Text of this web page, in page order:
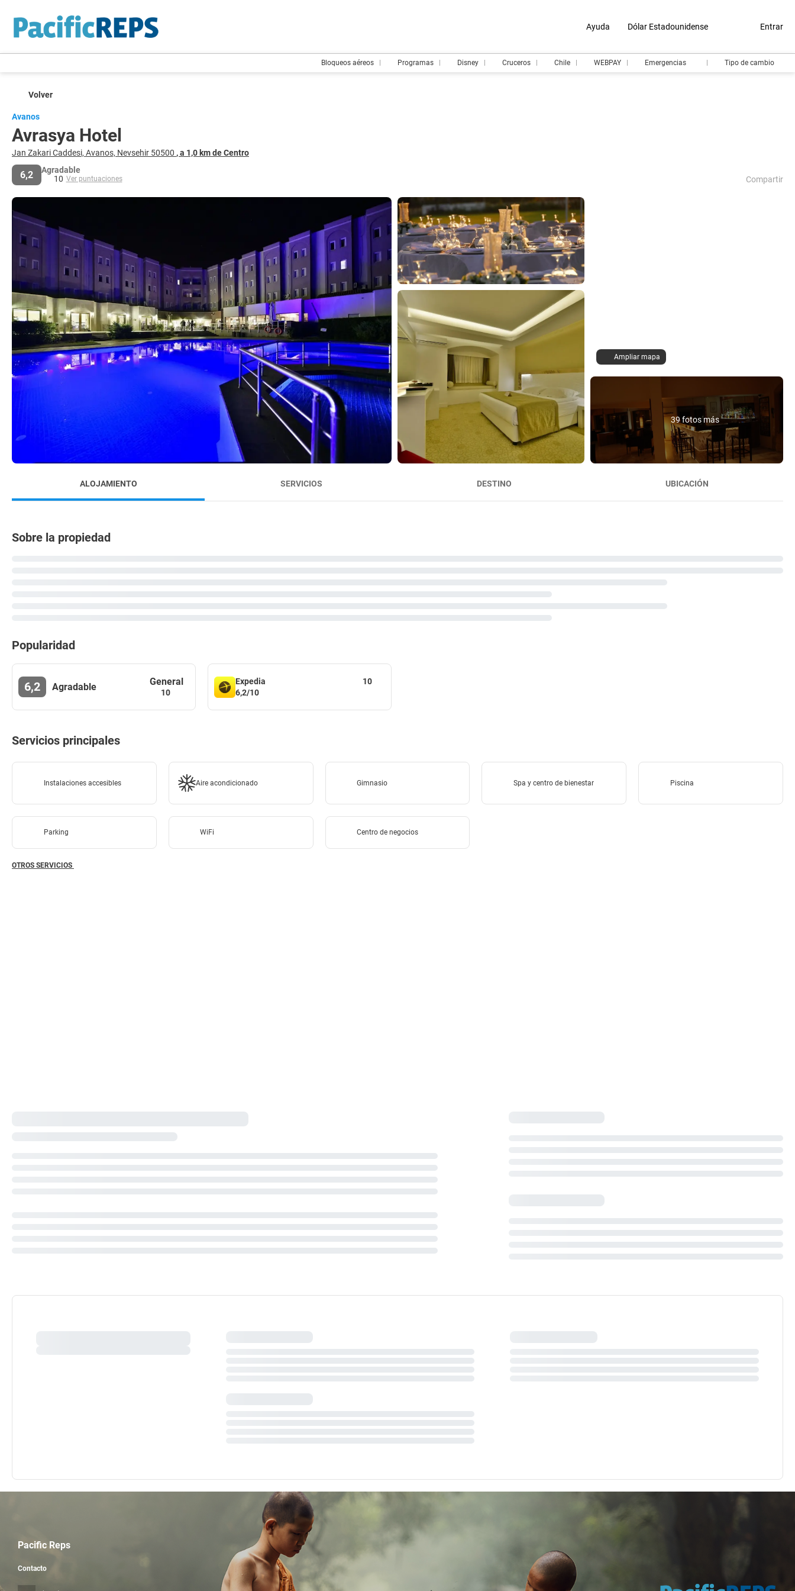
Ayuda Dólar Estadounidense Entrar
Bloqueos aéreos Programas Disney Cruceros Chile WEBPAY Emergencias Tipo de cambio
Volver
Avanos
Avrasya Hotel
Jan Zakari Caddesi, Avanos, Nevsehir 50500 , a 1,0 km de Centro
6,2
Agradable
10 Ver puntuaciones Compartir
Ampliar mapa
39 fotos más
ALOJAMIENTO SERVICIOS DESTINO UBICACIÓN
Sobre la propiedad
Popularidad
6,2 Agradable General
10
Expedia
6,2/10
10
Servicios principales
Instalaciones accesibles Aire acondicionado Gimnasio Spa y centro de bienestar Piscina
Parking WiFi Centro de negocios
OTROS SERVICIOS
Pacific Reps
Contacto